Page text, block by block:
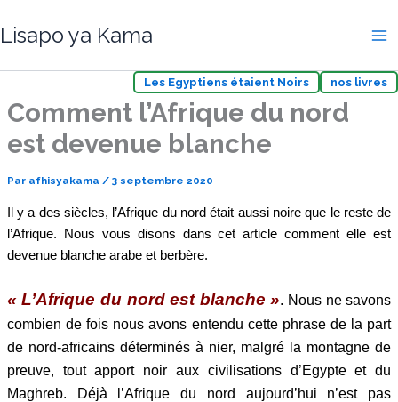
au
contenu
Lisapo ya Kama
nos livres
Les Egyptiens étaient Noirs
Comment l’Afrique du nord
est devenue blanche
Par afhisyakama / 3 septembre 2020
Il y a des siècles, l’Afrique du nord était aussi noire que le reste de
l’Afrique. Nous vous disons dans cet article comment elle est
devenue blanche arabe et berbère.
« L’Afrique du nord est blanche ». Nous ne savons
combien de fois nous avons entendu cette phrase de la part
de nord-africains déterminés à nier, malgré la montagne de
preuve, tout apport noir aux civilisations d’Egypte et du
Maghreb. Déjà l’Afrique du nord aujourd’hui n’est pas